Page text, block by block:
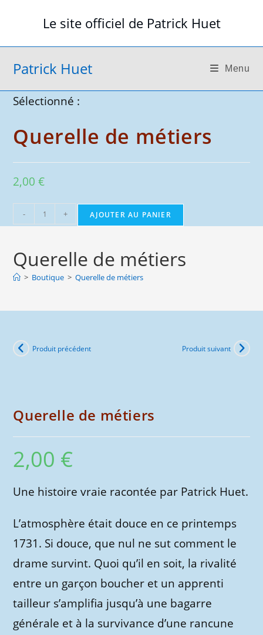
Le site officiel de Patrick Huet
Patrick Huet Menu
Sélectionné :
Querelle de métiers
2,00€
quantité
de
de
métiers
- + AJOUTER AU PANIER
Querelle de métiers
> Boutique > Querelle de métiers
Produit précédent Produit suivant
Querelle de métiers
2,00 €
Une histoire vraie racontée par Patrick Huet.
L’atmosphère était douce en ce printemps
1731. Si douce, que nul ne sut comment le
drame survint. Quoi qu’il en soit, la rivalité
entre un garçon boucher et un apprenti
tailleur s’amplifia jusqu’à une bagarre
générale et à la survivance d’une rancune